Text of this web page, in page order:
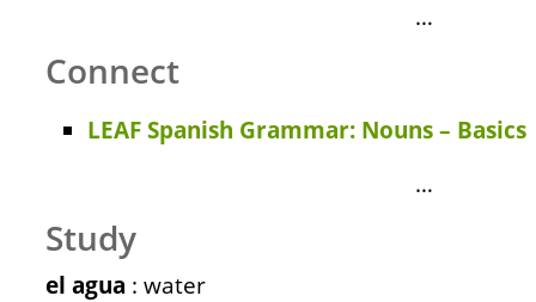
…
Connect
LEAF Spanish Grammar: Nouns – Basics
…
Study
el agua : water